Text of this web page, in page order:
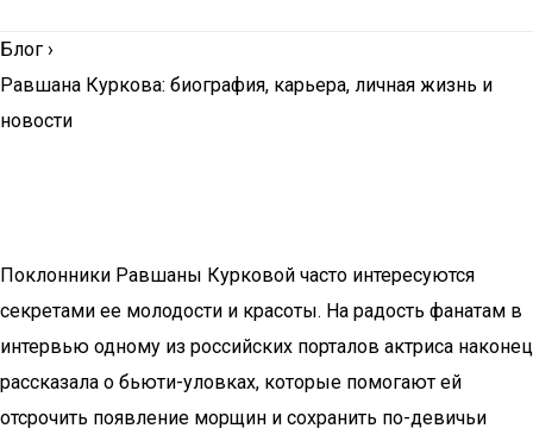
Блог ›
Равшана Куркова: биография, карьера, личная жизнь и
новости
Поклонники Равшаны Курковой часто интересуются
секретами ее молодости и красоты. На радость фанатам в
интервью одному из российских порталов актриса наконец
рассказала о бьюти-уловках, которые помогают ей
отсрочить появление морщин и сохранить по-девичьи